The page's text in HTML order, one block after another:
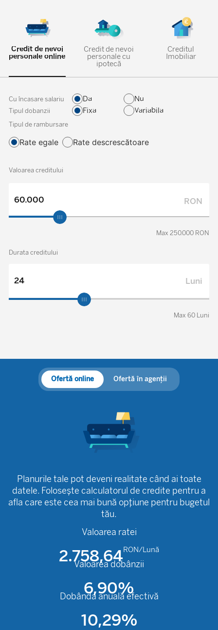
Credit de nevoi
personale online
Credit de nevoi
personale cu
ipotecă
Creditul
Imobiliar
Cu încasare salariu Da Nu
Tipul dobanzii Fixa Variabila
Tipul de rambursare
Rate egale Rate descrescătoare
Valoarea creditului
RON
Max 250.000 RON
Durata creditului
Luni
Max 60 Luni
Ofertă online Ofertă în agenții
Planurile tale pot deveni realitate când ai toate
datele. Folosește calculatorul de credite pentru a
afla care este cea mai bună opțiune pentru bugetul
tău.
Valoarea ratei
2.758,64RON/Lună
Valoarea dobânzii
6,90%
Dobânda anuală efectivă
10,29%